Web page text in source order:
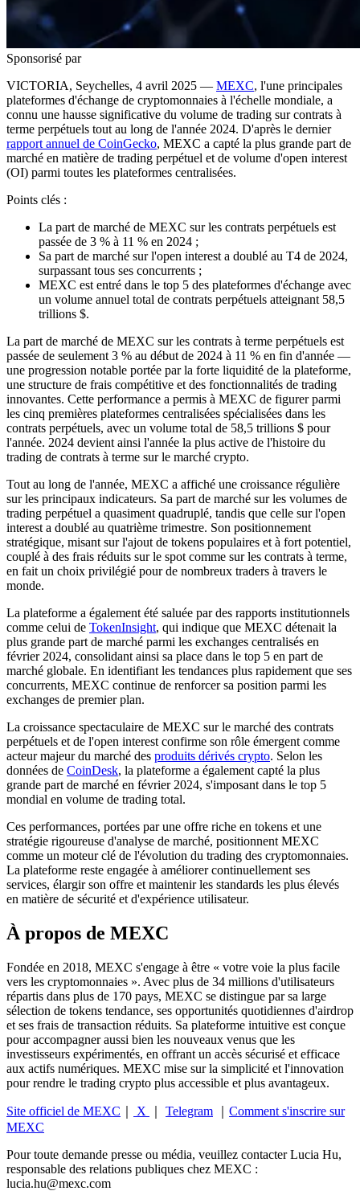
Sponsorisé par
VICTORIA, Seychelles, 4 avril 2025 — MEXC, l'une principales
plateformes d'échange de cryptomonnaies à l'échelle mondiale, a
connu une hausse significative du volume de trading sur contrats à
terme perpétuels tout au long de l'année 2024. D'après le dernier
rapport annuel de CoinGecko, MEXC a capté la plus grande part de
marché en matière de trading perpétuel et de volume d'open interest
(OI) parmi toutes les plateformes centralisées.
Points clés :
La part de marché de MEXC sur les contrats perpétuels est
passée de 3 % à 11 % en 2024 ;
Sa part de marché sur l'open interest a doublé au T4 de 2024,
surpassant tous ses concurrents ;
MEXC est entré dans le top 5 des plateformes d'échange avec
un volume annuel total de contrats perpétuels atteignant 58,5
trillions $.
La part de marché de MEXC sur les contrats à terme perpétuels est
passée de seulement 3 % au début de 2024 à 11 % en fin d'année —
une progression notable portée par la forte liquidité de la plateforme,
une structure de frais compétitive et des fonctionnalités de trading
innovantes. Cette performance a permis à MEXC de figurer parmi
les cinq premières plateformes centralisées spécialisées dans les
contrats perpétuels, avec un volume total de 58,5 trillions $ pour
l'année. 2024 devient ainsi l'année la plus active de l'histoire du
trading de contrats à terme sur le marché crypto.
Tout au long de l'année, MEXC a affiché une croissance régulière
sur les principaux indicateurs. Sa part de marché sur les volumes de
trading perpétuel a quasiment quadruplé, tandis que celle sur l'open
interest a doublé au quatrième trimestre. Son positionnement
stratégique, misant sur l'ajout de tokens populaires et à fort potentiel,
couplé à des frais réduits sur le spot comme sur les contrats à terme,
en fait un choix privilégié pour de nombreux traders à travers le
monde.
La plateforme a également été saluée par des rapports institutionnels
comme celui de TokenInsight, qui indique que MEXC détenait la
plus grande part de marché parmi les exchanges centralisés en
février 2024, consolidant ainsi sa place dans le top 5 en part de
marché globale. En identifiant les tendances plus rapidement que ses
concurrents, MEXC continue de renforcer sa position parmi les
exchanges de premier plan.
La croissance spectaculaire de MEXC sur le marché des contrats
perpétuels et de l'open interest confirme son rôle émergent comme
acteur majeur du marché des produits dérivés crypto. Selon les
données de CoinDesk, la plateforme a également capté la plus
grande part de marché en février 2024, s'imposant dans le top 5
mondial en volume de trading total.
Ces performances, portées par une offre riche en tokens et une
stratégie rigoureuse d'analyse de marché, positionnent MEXC
comme un moteur clé de l'évolution du trading des cryptomonnaies.
La plateforme reste engagée à améliorer continuellement ses
services, élargir son offre et maintenir les standards les plus élevés
en matière de sécurité et d'expérience utilisateur.
À propos de MEXC
Fondée en 2018, MEXC s'engage à être « votre voie la plus facile
vers les cryptomonnaies ». Avec plus de 34 millions d'utilisateurs
répartis dans plus de 170 pays, MEXC se distingue par sa large
sélection de tokens tendance, ses opportunités quotidiennes d'airdrop
et ses frais de transaction réduits. Sa plateforme intuitive est conçue
pour accompagner aussi bien les nouveaux venus que les
investisseurs expérimentés, en offrant un accès sécurisé et efficace
aux actifs numériques. MEXC mise sur la simplicité et l'innovation
pour rendre le trading crypto plus accessible et plus avantageux.
Site officiel de MEXC X Telegram
Comment s'inscrire sur
MEXC
Pour toute demande presse ou média, veuillez contacter Lucia Hu,
responsable des relations publiques chez MEXC :
lucia.hu@mexc.com